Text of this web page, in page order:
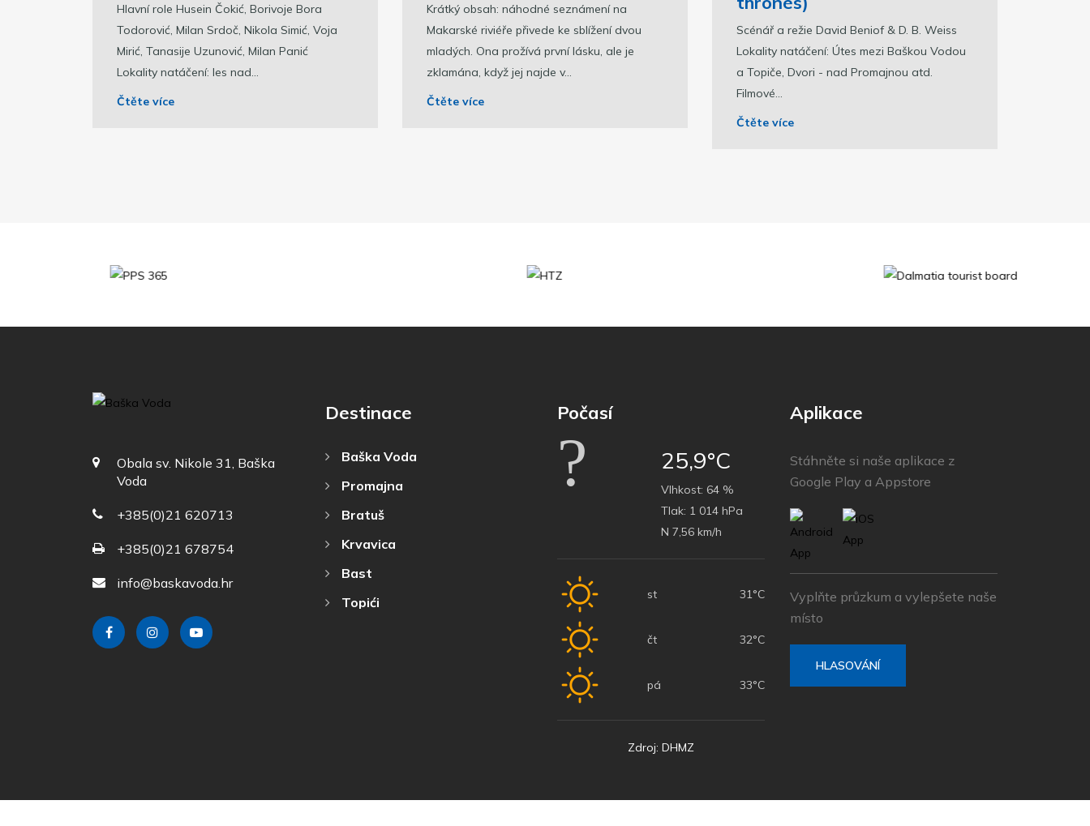
Hlavní role Husein Čokić, Borivoje Bora
Todorović, Milan Srdoč, Nikola Simić, Voja
Mirić, Tanasije Uzunović, Milan Panić
Lokality natáčení: les nad...
Čtěte více
Krátký obsah: náhodné seznámení na
Makarské riviéře přivede ke sblížení dvou
mladých. Ona prožívá první lásku, ale je
zklamána, když jej najde v...
Čtěte více
Scénář a režie David Beniof & D. B. Weiss
Lokality natáčení: Útes mezi Baškou Vodou
a Topiče, Dvori - nad Promajnou atd.
Filmové...
Čtěte více
Obala sv. Nikole 31, Baška
Voda
+385(0)21 620713
+385(0)21 678754
info@baskavoda.hr
Destinace
Baška Voda
Promajna
Bratuš
Krvavica
Bast
Topići
Počasí
25,9°C
Vlhkost: 64 %
Tlak: 1 014 hPa
N 7,56 km/h
st 31°C
čt 32°C
pá 33°C
Zdroj: DHMZ
Aplikace
Stáhněte si naše aplikace z
Google Play a Appstore
Vyplňte průzkum a vylepšete naše
místo
HLASOVÁNÍ